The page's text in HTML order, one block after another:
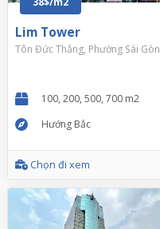
Lim Tower
Tôn Đức Thắng, Phường Sài Gòn
100, 200, 500, 700 m2
Hướng Bắc
Chọn đi xem